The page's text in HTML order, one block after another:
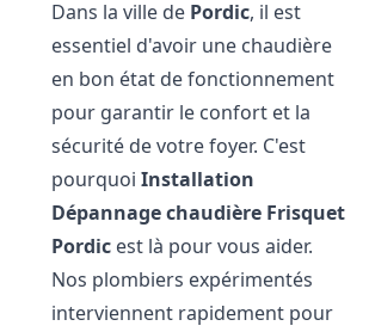
Dans la ville de Pordic, il est
essentiel d'avoir une chaudière
en bon état de fonctionnement
pour garantir le confort et la
sécurité de votre foyer. C'est
pourquoiInstallation
Dépannage chaudière Frisquet
Pordic est là pour vous aider.
Nos plombiers expérimentés
interviennent rapidement pour